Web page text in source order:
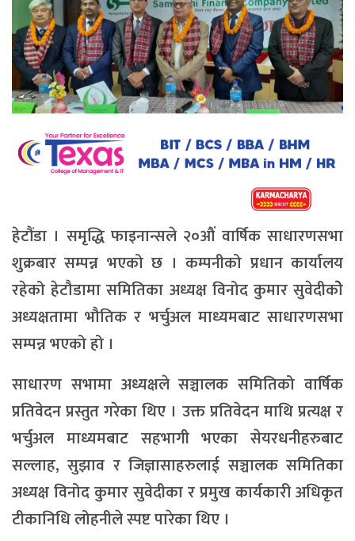
हेटौंडा । समृद्धि फाइनान्सले २०औं वार्षिक साधारणसभा
शुक्रबार सम्पन्न भएको छ । कम्पनीको प्रधान कार्यालय
रहेको हेटौडामा समितिका अध्यक्ष विनोद कुमार सुवेदीकोे
अध्यक्षतामा भौतिक र भर्चुअल माध्यमबाट साधारणसभा
सम्पन्न भएको हो ।
साधारण सभामा अध्यक्षले सञ्चालक समितिको वार्षिक
प्रतिवेदन प्रस्तुत गरेका थिए । उक्त प्रतिवेदन माथि प्रत्यक्ष र
भर्चुअल माध्यमबाट सहभागी भएका सेयरधनीहरुबाट
सल्लाह, सुझाव र जिज्ञासाहरुलाई सञ्चालक समितिका
अध्यक्ष विनोद कुमार सुवेदीका र प्रमुख कार्यकारी अधिकृत
टीकानिधि लोहनीले स्पष्ट पारेका थिए ।